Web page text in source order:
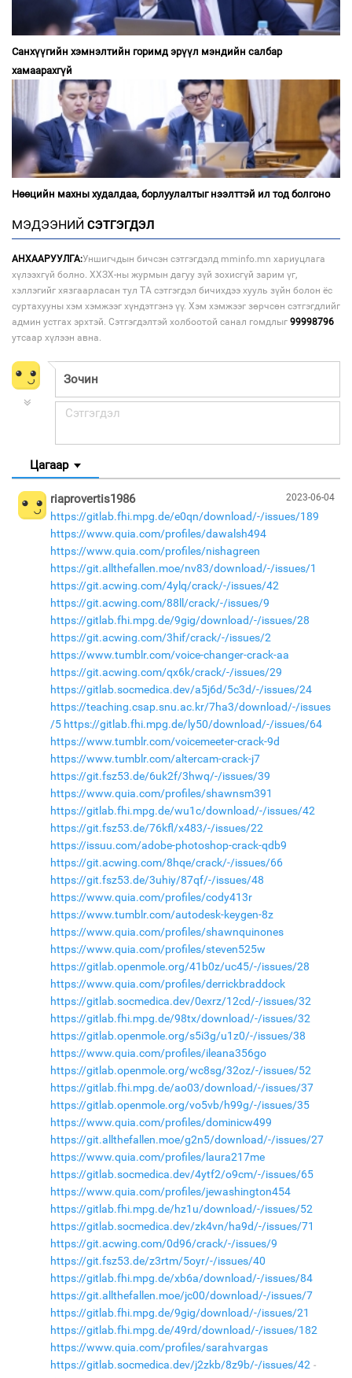
Санхүүгийн хэмнэлтийн горимд эрүүл мэндийн салбар
хамаарахгүй
Нөөцийн махны худалдаа, борлуулалтыг нээлттэй ил тод болгоно
МЭДЭЭНИЙ СЭТГЭГДЭЛ
АНХААРУУЛГА:Уншигчдын бичсэн сэтгэгдэлд mminfo.mn хариуцлага
хүлээхгүй болно. ХХЗХ-ны журмын дагуу зүй зохисгүй зарим үг,
хэллэгийг хязгаарласан тул ТА сэтгэгдэл бичихдээ хууль зүйн болон ёс
суртахууны хэм хэмжээг хүндэтгэнэ үү. Хэм хэмжээг зөрчсөн сэтгэгдлийг
админ устгах эрхтэй. Сэтгэгдэлтэй холбоотой санал гомдлыг 99998796
утсаар хүлээн авна.
Цагаар
2023-06-04
riaprovertis1986
https://gitlab.fhi.mpg.de/e0qn/download/-/issues/189
https://www.quia.com/profiles/dawalsh494
https://www.quia.com/profiles/nishagreen
https://git.allthefallen.moe/nv83/download/-/issues/1
https://git.acwing.com/4ylq/crack/-/issues/42
https://git.acwing.com/88ll/crack/-/issues/9
https://gitlab.fhi.mpg.de/9gig/download/-/issues/28
https://git.acwing.com/3hif/crack/-/issues/2
https://www.tumblr.com/voice-changer-crack-aa
https://git.acwing.com/qx6k/crack/-/issues/29
https://gitlab.socmedica.dev/a5j6d/5c3d/-/issues/24
https://teaching.csap.snu.ac.kr/7ha3/download/-/issues
/5 https://gitlab.fhi.mpg.de/ly50/download/-/issues/64
https://www.tumblr.com/voicemeeter-crack-9d
https://www.tumblr.com/altercam-crack-j7
https://git.fsz53.de/6uk2f/3hwq/-/issues/39
https://www.quia.com/profiles/shawnsm391
https://gitlab.fhi.mpg.de/wu1c/download/-/issues/42
https://git.fsz53.de/76kfl/x483/-/issues/22
https://issuu.com/adobe-photoshop-crack-qdb9
https://git.acwing.com/8hqe/crack/-/issues/66
https://git.fsz53.de/3uhiy/87qf/-/issues/48
https://www.quia.com/profiles/cody413r
https://www.tumblr.com/autodesk-keygen-8z
https://www.quia.com/profiles/shawnquinones
https://www.quia.com/profiles/steven525w
https://gitlab.openmole.org/41b0z/uc45/-/issues/28
https://www.quia.com/profiles/derrickbraddock
https://gitlab.socmedica.dev/0exrz/12cd/-/issues/32
https://gitlab.fhi.mpg.de/98tx/download/-/issues/32
https://gitlab.openmole.org/s5i3g/u1z0/-/issues/38
https://www.quia.com/profiles/ileana356go
https://gitlab.openmole.org/wc8sg/32oz/-/issues/52
https://gitlab.fhi.mpg.de/ao03/download/-/issues/37
https://gitlab.openmole.org/vo5vb/h99g/-/issues/35
https://www.quia.com/profiles/dominicw499
https://git.allthefallen.moe/g2n5/download/-/issues/27
https://www.quia.com/profiles/laura217me
https://gitlab.socmedica.dev/4ytf2/o9cm/-/issues/65
https://www.quia.com/profiles/jewashington454
https://gitlab.fhi.mpg.de/hz1u/download/-/issues/52
https://gitlab.socmedica.dev/zk4vn/ha9d/-/issues/71
https://git.acwing.com/0d96/crack/-/issues/9
https://git.fsz53.de/z3rtm/5oyr/-/issues/40
https://gitlab.fhi.mpg.de/xb6a/download/-/issues/84
https://git.allthefallen.moe/jc00/download/-/issues/7
https://gitlab.fhi.mpg.de/9gig/download/-/issues/21
https://gitlab.fhi.mpg.de/49rd/download/-/issues/182
https://www.quia.com/profiles/sarahvargas
https://gitlab.socmedica.dev/j2zkb/8z9b/-/issues/42